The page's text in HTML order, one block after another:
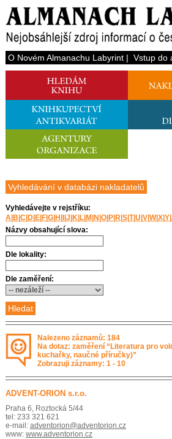
O Novém Almanachu Labyrint| Vstup do
Vyhledávání v databázi nakladatelů
Vyhledávejte v rejstříku:
A| B C| D| E| F| G| H J K| L| M N O| P| R| S| T|U V| W|X| Y|
Názvy obsahující slova:
Dle lokality:
Dle zaměření:
Nalezeno záznamů: 184
Na dotaz: zaměření “Literatura pro
kuchařky, naučné příručky)”
Zobrazuji záznamy: 1 - 10
ADVENT-ORION s.r.o.
Praha 6, Roztocká 5/44
tel: 233 321 621
e-mail: adventorion@adventorion.cz
www: www.adventorion.cz